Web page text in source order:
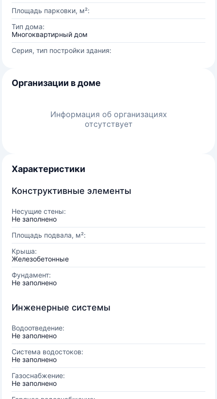
Площадь парковки, м²:
Тип дома:
Многоквартирный дом
Серия, тип постройки здания:
Организации в доме
Информация об организациях
отсутствует
Характеристики
Конструктивные элементы
Несущие стены:
Не заполнено
Площадь подвала, м²:
Крыша:
Железобетонные
Фундамент:
Не заполнено
Инженерные системы
Водоотведение:
Не заполнено
Система водостоков:
Не заполнено
Газоснабжение:
Не заполнено